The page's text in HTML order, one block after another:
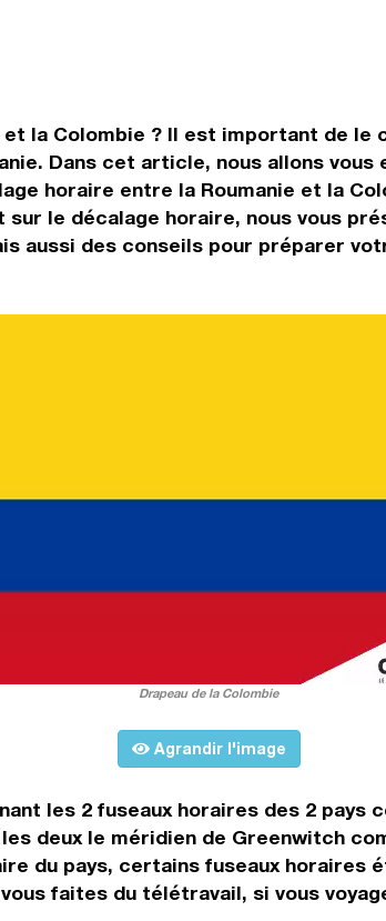
la Colombie ? Il est important de
Dans cet article, nous allons
horaire entre la Roumanie et la
sur le décalage horaire, nous vous
aussi des conseils pour préparer
Drapeau de la Colombie
Agrandir l'image
les 2 fuseaux horaires des 2 pays
deux le méridien de Greenwitch
du pays, certains fuseaux horaires
faites du télétravail, si vous